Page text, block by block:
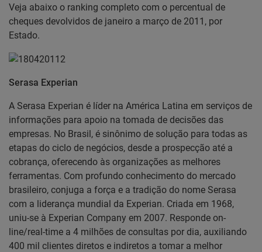
Veja abaixo o ranking completo com o percentual de
cheques devolvidos de janeiro a março de 2011, por
Estado.
Serasa Experian
A Serasa Experian é líder na América Latina em serviços de
informações para apoio na tomada de decisões das
empresas. No Brasil, é sinônimo de solução para todas as
etapas do ciclo de negócios, desde a prospecção até a
cobrança, oferecendo às organizações as melhores
ferramentas. Com profundo conhecimento do mercado
brasileiro, conjuga a força e a tradição do nome Serasa
com a liderança mundial da Experian. Criada em 1968,
uniu-se à Experian Company em 2007. Responde on-
line/real-time a 4 milhões de consultas por dia, auxiliando
400 mil clientes diretos e indiretos a tomar a melhor